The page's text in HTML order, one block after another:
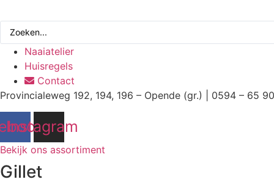
Search
Naaiatelier
Huisregels
Contact
Provincialeweg 192, 194, 196 – Opende (gr.) | 0594 – 65
Instagram
Bekijk ons assortiment
Gillet